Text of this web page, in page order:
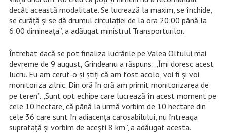
decât această modalitate. Se lucrează la maxim, se închide,
se curăţă şi se dă drumul circulaţiei de la ora 20:00 până la
6:00 dimineaţa”, a adăugat ministrul Transporturilor.
Întrebat dacă se pot finaliza lucrările pe Valea Oltului mai
devreme de 9 august, Grindeanu a răspuns: „Îmi doresc acest
lucru. Eu am cerut-o şi ştiţi că am fost acolo, voi fi şi voi
monitoriza zilnic. Din oră în oră am primit monitorizarea de
pe teren”. „Sunt opt echipe care lucrează în acest moment pe
cele 10 hectare, că până la urmă vorbim de 10 hectare din
cele 36 care sunt în adiacenţa carosabilului, nu întreaga
suprafaţă şi vorbim de aceşti 8 km”, a adăugat acesta.